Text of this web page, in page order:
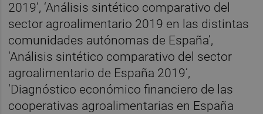
2019’, ‘Análisis sintético comparativo del
sector agroalimentario 2019 en las distintas
comunidades autónomas de España’,
‘Análisis sintético comparativo del sector
agroalimentario de España 2019’,
‘Diagnóstico económico financiero de las
cooperativas agroalimentarias en España